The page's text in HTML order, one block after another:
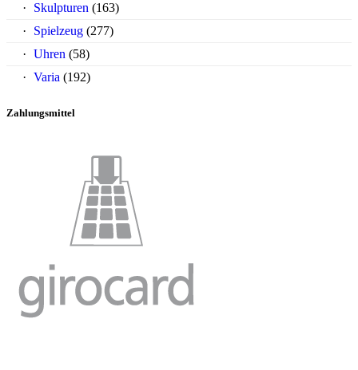
Skulpturen (163)
Spielzeug (277)
Uhren (58)
Varia (192)
Zahlungsmittel